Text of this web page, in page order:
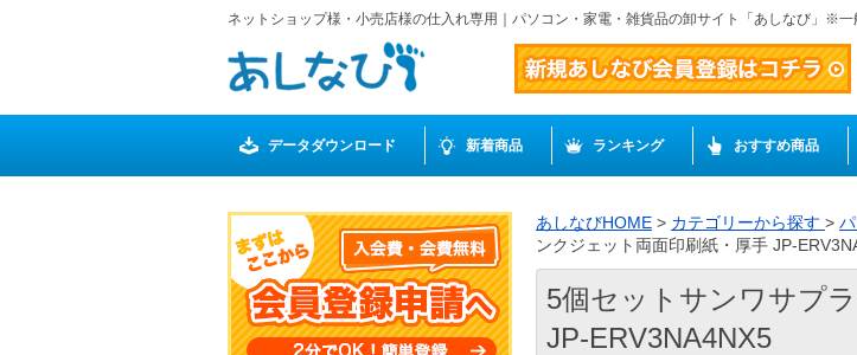
ネットショップ様・小売店様の仕入れ専用｜パソコン・家電・雑貨品の卸サイト「あしなび」※
データダウンロード 新着商品 ランキング おすすめ商品
あしなびHOME > カテゴリーから探す >
ンクジェット両面印刷紙・厚手 JP-
5個セットサンワサプ
JP-ERV3NA4NX5